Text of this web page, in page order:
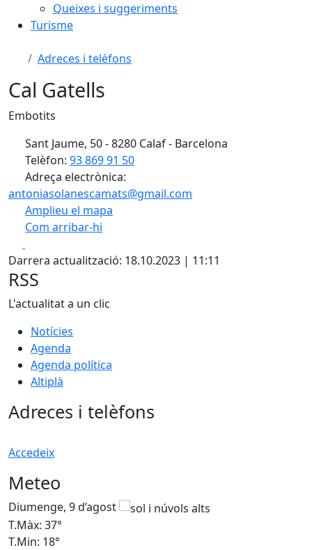
Queixes i suggeriments
Turisme
Adreces i telèfons
Cal Gatells
Embotits
Sant Jaume, 50 - 8280 Calaf - Barcelona
Telèfon: 93 869 91 50
Adreça electrònica:
antoniasolanescamats@gmail.com
Amplieu el mapa
Com arribar-hi
+
−
Darrera actualització: 18.10.2023 | 11:11
RSS
L'actualitat a un clic
Notícies
Agenda
Agenda política
Altiplà
Adreces i telèfons
Accedeix
Meteo
Diumenge, 9 d’agost
T.Màx: 37°
T.Min: 18°